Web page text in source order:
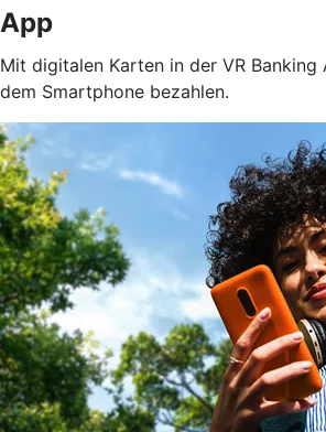
App
Mit digitalen Karten in der VR Banking
dem Smartphone bezahlen.